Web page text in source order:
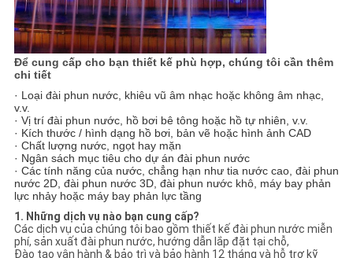
Để cung cấp cho bạn thiết kế phù hợp, chúng tôi cần thêm
chi tiết
· Loại đài phun nước, khiêu vũ âm nhạc hoặc không âm nhạc,
v.v.
· Vị trí đài phun nước, hồ bơi bê tông hoặc hồ tự nhiên, v.v.
· Kích thước / hình dạng hồ bơi, bản vẽ hoặc hình ảnh CAD
· Chất lượng nước, ngọt hay mặn
· Ngân sách mục tiêu cho dự án đài phun nước
· Các tính năng của nước, chẳng hạn như tia nước cao, đài phun
nước 2D, đài phun nước 3D, đài phun nước khô, máy bay phản
lực nhảy hoặc máy bay phản lực tầng
1. Những dịch vụ nào bạn cung cấp?
Các dịch vụ của chúng tôi bao gồm thiết kế đài phun nước miễn
phí, sản xuất đài phun nước, hướng dẫn lắp đặt tại chỗ,
Đào tạo vận hành & bảo trì và bảo hành 12 tháng và hỗ trợ kỹ